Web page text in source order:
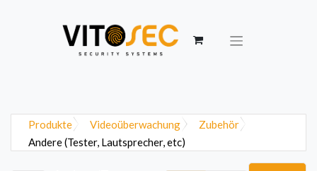
Produkte Videoüberwachung
Zubehör
Andere (Tester, Lautsprecher, etc)